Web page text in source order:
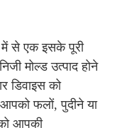
से एक इसके पूरी
मोल्ड उत्पाद होने
डिवाइस को
फलों, पुदीने या
आपकी